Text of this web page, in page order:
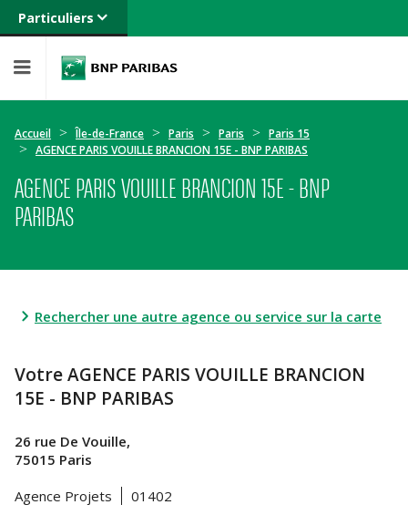
Particuliers
Banque privée
Entreprises
Accueil Île-de-France Paris Paris
Paris 15
AGENCE PARIS VOUILLE BRANCION 15E - BNP PARIBAS
AGENCE PARIS VOUILLE BRANCION 15E - BNP
PARIBAS
Rechercher une autre agence ou service sur la carte
Votre AGENCE PARIS VOUILLE BRANCION
15E - BNP PARIBAS
26 rue De Vouille,
75015 Paris
Agence Projets
01402